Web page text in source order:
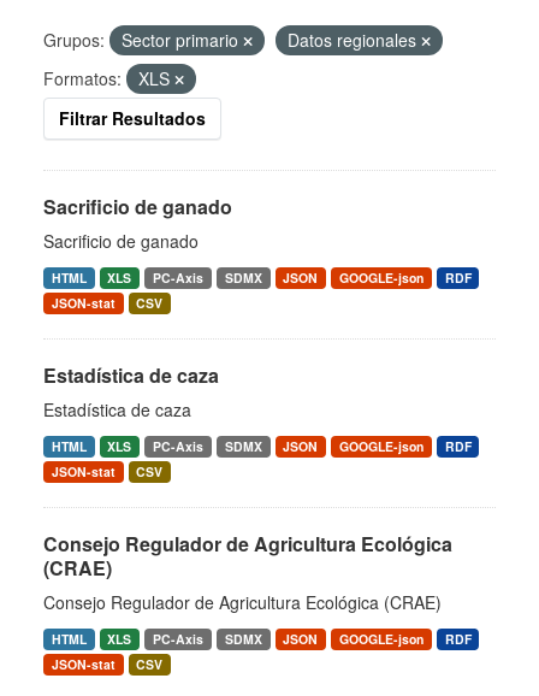
Grupos: Sector primario
Datos regionales
Formatos:
XLS
Filtrar Resultados
Sacrificio de ganado
Sacrificio de ganado
HTML XLS PC-Axis SDMX JSON GOOGLE-json
RDF
JSON-stat
CSV
Estadística de caza
Estadística de caza
HTML XLS PC-Axis SDMX JSON GOOGLE-json
RDF
JSON-stat
CSV
Consejo Regulador de Agricultura Ecológica
(CRAE)
Consejo Regulador de Agricultura Ecológica (CRAE)
HTML XLS PC-Axis SDMX JSON GOOGLE-json
RDF
JSON-stat
CSV